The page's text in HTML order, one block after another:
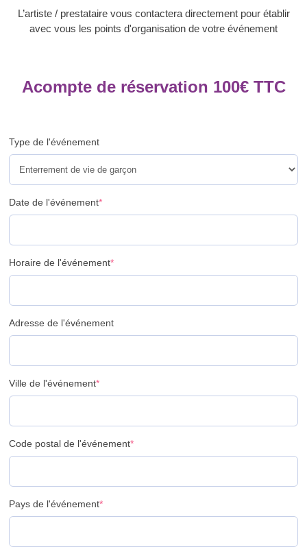
L’artiste / prestataire vous contactera directement pour établir
avec vous les points d'organisation de votre événement
Acompte de réservation 100€TTC
Type de l'événement
Date de l'événement*
Horaire de l'événement*
Adresse de l'événement
Ville de l'événement*
Code postal de l'événement*
Pays de l'événement*